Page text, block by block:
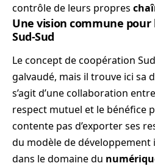
contrôle de leurs propres
Une vision commune
Sud-Sud
Le concept de coopération
galvaudé, mais il trouve ici sa
s’agit d’une collaboration
respect mutuel et le bénéfice
contente pas d’exporter ses
du modèle de
dans le domaine du